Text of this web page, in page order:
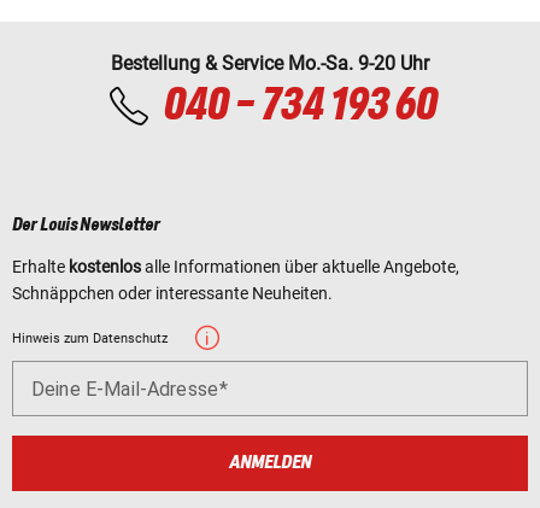
Bestellung & Service Mo.-Sa. 9-20 Uhr
040 - 734 193 60
Der Louis Newsletter
Erhalte kostenlosalle Informationen über aktuelle Angebote,
Schnäppchen oder interessante Neuheiten.
Hinweis zum Datenschutz
Deine E-Mail-Adresse
ANMELDEN